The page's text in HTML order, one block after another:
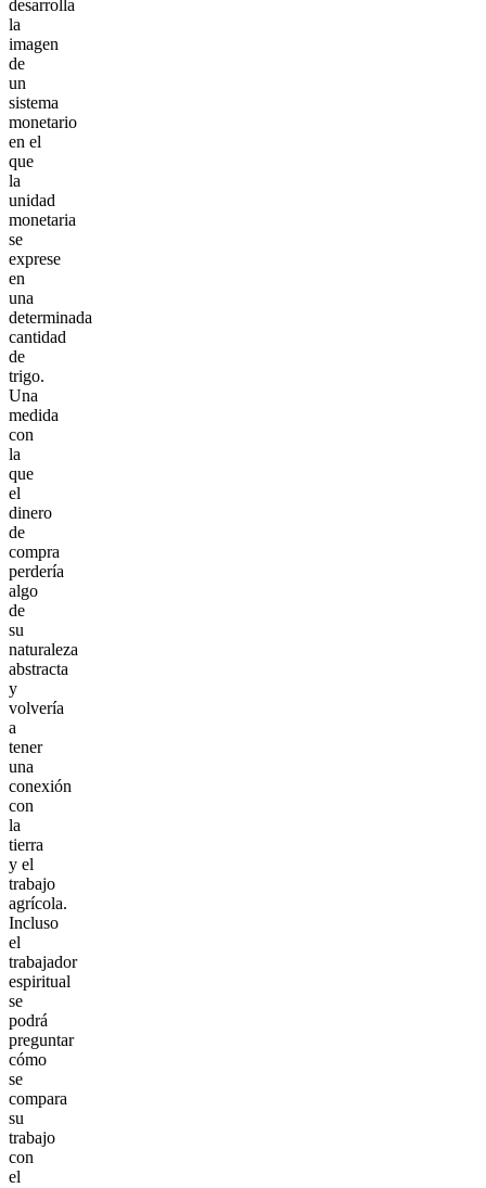
desarrolla
la
imagen
de
un
sistema
monetario
en el
que
la
unidad
monetaria
se
exprese
en
una
determinada
cantidad
de
trigo.
Una
medida
con
la
que
el
dinero
de
compra
perdería
algo
de
su
naturaleza
abstracta
y
volvería
a
tener
una
conexión
con
la
tierra
y el
trabajo
agrícola.
Incluso
el
trabajador
espiritual
se
podrá
preguntar
cómo
se
compara
su
trabajo
con
el